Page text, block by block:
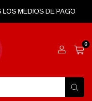
MEDIOS DE PAGO
0